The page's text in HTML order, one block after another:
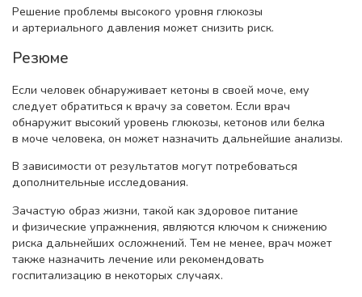
Решение проблемы высокого уровня глюкозы
и артериального давления может снизить риск.
Резюме
Если человек обнаруживает кетоны в своей моче, ему
следует обратиться к врачу за советом. Если врач
обнаружит высокий уровень глюкозы, кетонов или белка
в моче человека, он может назначить дальнейшие анализы.
В зависимости от результатов могут потребоваться
дополнительные исследования.
Зачастую образ жизни, такой как здоровое питание
и физические упражнения, являются ключом к снижению
риска дальнейших осложнений. Тем не менее, врач может
также назначить лечение или рекомендовать
госпитализацию в некоторых случаях.